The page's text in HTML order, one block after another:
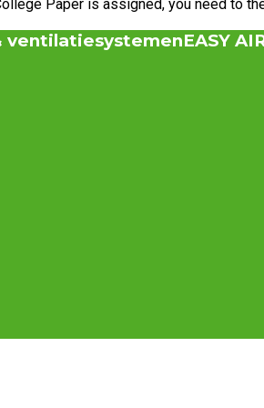
Paper is assigned, you need to
ventilatiesystemenEASY